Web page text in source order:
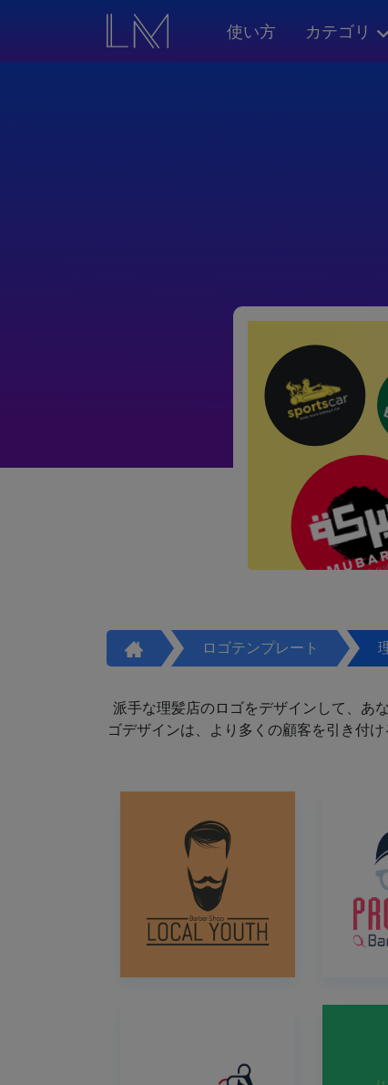
使い方 カテゴリ
ロゴテンプレート
派手な理髪店のロゴをデザインして、あ
ゴデザインは、より多くの顧客を引き付